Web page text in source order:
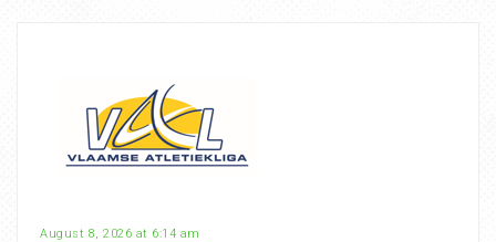
August 8, 2026 at 6:14 am